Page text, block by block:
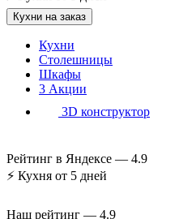
Кухни на заказ
Кухни
Столешницы
Шкафы
3 Акции
3D конструктор
Рейтинг в Яндексе — 4.9
⚡ Кухня от 5 дней
Наш рейтинг — 4.9